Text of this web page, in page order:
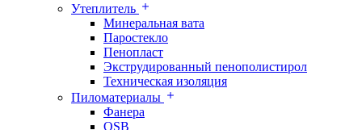
Утеплитель
Минеральная вата
Паростекло
Пенопласт
Экструдированный пенополистирол
Техническая изоляция
Пиломатериалы
Фанера
OSB